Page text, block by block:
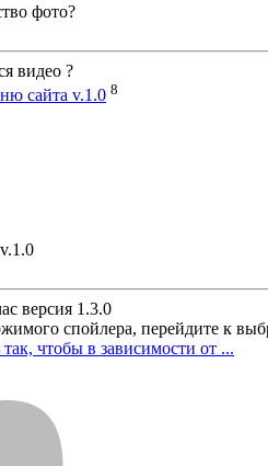
фото?
видео ?
сайта v.1.0 8
версия 1.3.0
спойлера, перейдите к
так, чтобы в зависимости от ...